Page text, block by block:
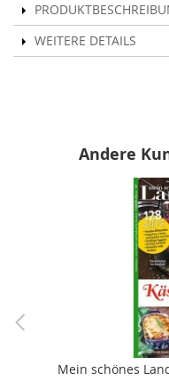
WEITERE DETAILS
Andere
Mein schönes